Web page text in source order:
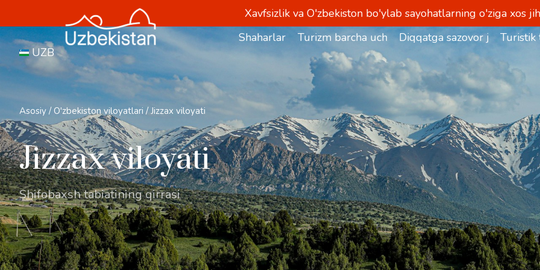
Xavfsizlik va O'zbekiston bo'ylab sayohatlarning o'ziga xos
Shaharlar
Turizm barcha uchunDiqqatga sazovor joylarTuristik
UZB
Asosiy / O'zbekiston viloyatlari / Jizzax viloyati
Jizzax viloyati
Shifobaxsh tabiatining qirrasi